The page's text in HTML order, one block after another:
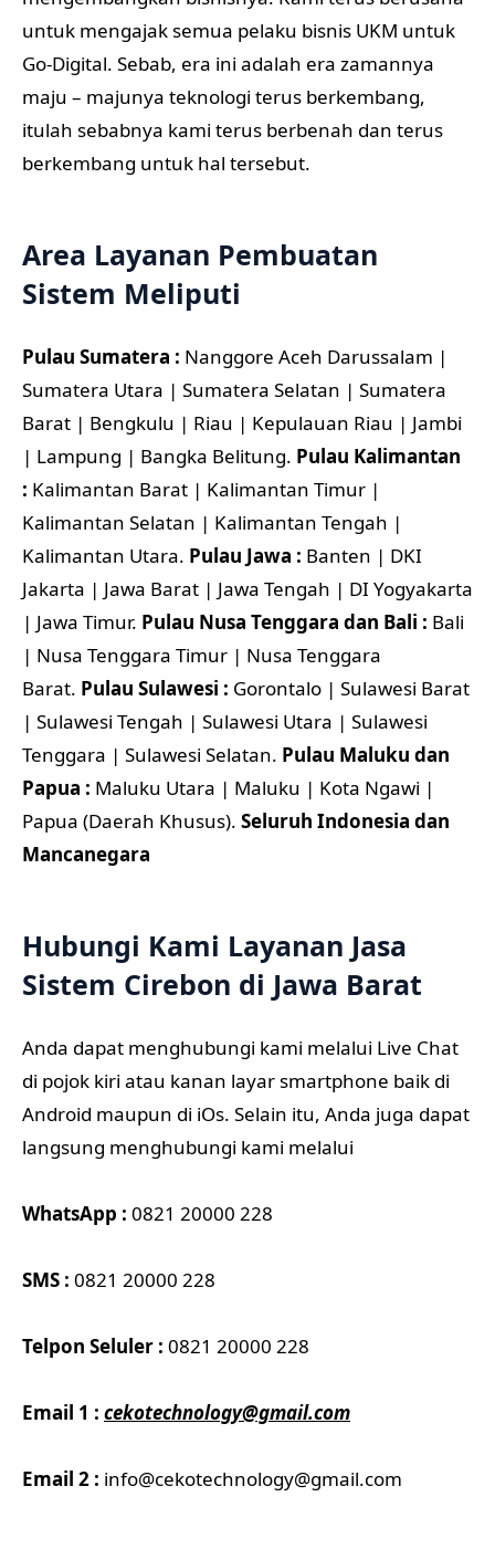
untuk mengajak semua pelaku bisnis UKM untuk
Go-Digital. Sebab, era ini adalah era zamannya
maju – majunya teknologi terus berkembang,
itulah sebabnya kami terus berbenah dan terus
berkembang untuk hal tersebut.
Area Layanan Pembuatan
Sistem Meliputi
Pulau Sumatera : Nanggore Aceh Darussalam |
Sumatera Utara | Sumatera Selatan | Sumatera
Barat | Bengkulu | Riau | Kepulauan Riau | Jambi
| Lampung | Bangka Belitung. Pulau Kalimantan
: Kalimantan Barat | Kalimantan Timur |
Kalimantan Selatan | Kalimantan Tengah |
Kalimantan Utara. Pulau Jawa : Banten | DKI
Jakarta | Jawa Barat | Jawa Tengah | DI Yogyakarta
| Jawa Timur. Pulau Nusa Tenggara dan Bali : Bali
| Nusa Tenggara Timur | Nusa Tenggara
Barat. Pulau Sulawesi : Gorontalo | Sulawesi Barat
| Sulawesi Tengah | Sulawesi Utara | Sulawesi
Tenggara | Sulawesi Selatan. Pulau Maluku dan
Papua : Maluku Utara | Maluku | Kota Ngawi |
Papua (Daerah Khusus). Seluruh Indonesia dan
Mancanegara
Hubungi Kami Layanan Jasa
Sistem Cirebon di Jawa Barat
Anda dapat menghubungi kami melalui Live Chat
di pojok kiri atau kanan layar smartphone baik di
Android maupun di iOs. Selain itu, Anda juga dapat
langsung menghubungi kami melalui
WhatsApp : 0821 20000 228
SMS : 0821 20000 228
Telpon Seluler : 0821 20000 228
Email 1 : cekotechnology@gmail.com
Email 2 : info@cekotechnology@gmail.com